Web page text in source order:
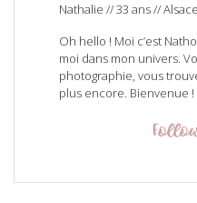
Nathalie // 33 ans // Alsace
Oh hello ! Moi c’est
moi dans mon univers.
photographie, vous
plus encore. Bienvenue !